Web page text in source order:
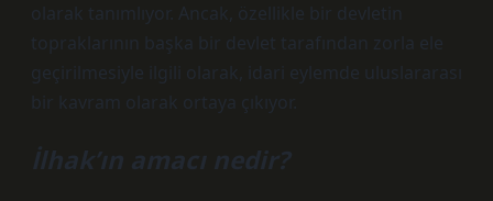
olarak tanımlıyor. Ancak, özellikle bir devletin
topraklarının başka bir devlet tarafından zorla ele
geçirilmesiyle ilgili olarak, idari eylemde uluslararası
bir kavram olarak ortaya çıkıyor.
İlhak’ın amacı nedir?